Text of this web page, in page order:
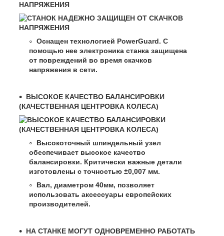
НАПРЯЖЕНИЯ
Оснащен технологией PowerGuard. С
помощью нее электроника станка защищена
от повреждений во время скачков
напряжения в сети.
ВЫСОКОЕ КАЧЕСТВО БАЛАНСИРОВКИ
(КАЧЕСТВЕННАЯ ЦЕНТРОВКА КОЛЕСА)
Высокоточный шпиндельный узел
обеспечивает высокое качество
балансировки. Критически важные детали
изготовлены с точностью ±0,007 мм.
Вал, диаметром 40мм, позволяет
использовать аксессуары европейских
производителей.
НА СТАНКЕ МОГУТ ОДНОВРЕМЕННО РАБОТАТЬ